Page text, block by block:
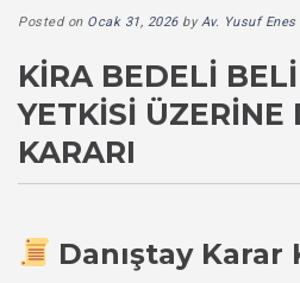
Posted on Ocak 31, 2026byAv. Yusuf Enes
KIRA BEDELI
YETKISI ÜZERINE
KARARI
Danıştay Karar